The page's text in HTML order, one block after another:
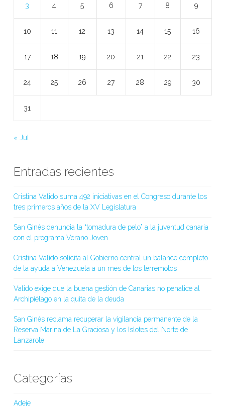
3 4 5 6 7 8 9
10 11 12 13 14 15 16
17 18 19 20 21 22 23
24 25 26 27 28 29 30
31
« Jul
Entradas recientes
Cristina Valido suma 492 iniciativas en el Congreso durante los
tres primeros años de la XV Legislatura
San Ginés denuncia la “tomadura de pelo” a la juventud canaria
con el programa Verano Joven
Cristina Valido solicita al Gobierno central un balance completo
de la ayuda a Venezuela a un mes de los terremotos
Valido exige que la buena gestión de Canarias no penalice al
Archipiélago en la quita de la deuda
San Ginés reclama recuperar la vigilancia permanente de la
Reserva Marina de La Graciosa y los Islotes del Norte de
Lanzarote
Categorías
Adeje